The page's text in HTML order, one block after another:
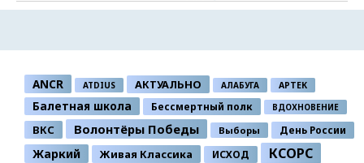
ANCR ATDIUS АКТУАЛЬНО АЛАБУГА АРТЕК
Балетная школа Бессмертный полк ВДОХНОВЕНИЕ
ВКС Волонтёры Победы Выборы День России
Жаркий Живая Классика ИСХОД КСОРС